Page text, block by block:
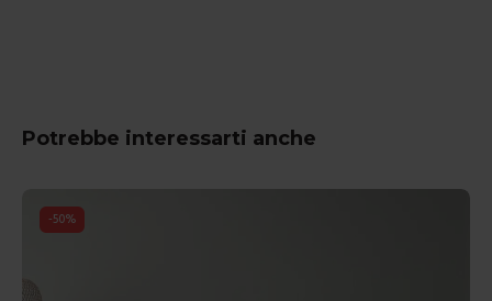
Potrebbe interessarti anche
-50%